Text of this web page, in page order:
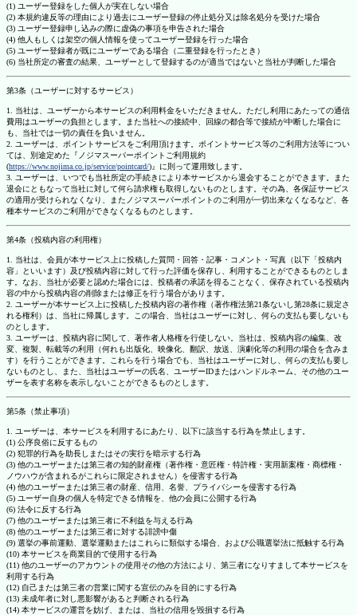
(1) ユーザー登録をした個人が実在しない場合
(2) 本規約違反等の理由により過去にユーザー登録の停止処分又は除名処分を受けた場合
(3) ユーザー登録申し込みの際に虚偽の事項を申告された場合
(4) 他人もしくは架空の個人情報を使ってユーザー登録を行った場合
(5) ユーザー登録者が既にユーザーである場合（二重登録を行ったとき）
(6) 当社所定の審査の結果、ユーザーとして登録するのが適当ではないと当社が判断した場合
第3条（ユーザーに対するサービス）
1. 当社は、ユーザーから本サービスの利用料金をいただきません。ただし利用にあたっての通信
費用はユーザーの負担とします。また当社への接続中、回線の都合等で接続が中断した場合に
も、当社では一切の責任を負いません。
2. ユーザーは、ポイントサービスをご利用頂けます。ポイントサービス等のご利用方法等につい
ては、別途定めた『ノジマスーパーポイントご利用規約
(https://www.nojima.co.jp/service/pointcard/)』に則って運用致します。
3. ユーザーは、いつでも当社所定の手続きにより本サービスから退会することができます。また
退会にともなって当社に対して何ら請求権も取得しないものとします。その為、各保証サービス
の適用が受けられなくなり、またノジマスーパーポイントのご利用が一切出来なくなるなど、各
種本サービスのご利用ができなくなるものとします。
第4条（投稿内容の利用権）
1. 当社は、会員が本サービス上に投稿した質問・回答・記事・コメント・写真（以下「投稿内
容」といいます）及び投稿内容に対して行った評価を保存し、利用することができるものとしま
す。なお、当社が必要と認めた場合には、投稿者の承諾を得ることなく、保存されている投稿内
容の中から投稿内容の削除または修正を行う場合があります。
2. ユーザーが本サービス上に投稿した投稿内容の著作権（著作権法第21条ないし第28条に規定さ
れる権利）は、当社に帰属します。この場合、当社はユーザーに対し、何らの支払も要しないも
のとします。
3. ユーザーは、投稿内容に関して、著作者人格権を行使しない。当社は、投稿内容の編集、改
変、複製、転載等の利用（何れも出版化、映像化、翻訳、放送、演劇化等の利用の場合を含みま
す）を行うことができます。これらを行う場合でも、当社はユーザーに対し、何らの支払も要し
ないものとし、また、当社はユーザーの氏名、ユーザーIDまたはハンドルネーム、その他のユー
ザーを表す名称を表示しないことができるものとします。
第5条（禁止事項）
1. ユーザーは、本サービスを利用するにあたり、以下に該当する行為を禁止します。
(1) 公序良俗に反するもの
(2) 犯罪的行為を助長しまたはその実行を暗示する行為
(3) 他のユーザーまたは第三者の知的財産権（著作権・意匠権・特許権・実用新案権・商標権・
ノウハウが含まれるがこれらに限定されません）を侵害する行為
(4) 他のユーザーまたは第三者の財産、信用、名誉、プライバシーを侵害する行為
(5) ユーザー自身の個人を特定できる情報を、他の会員に公開する行為
(6) 法令に反する行為
(7) 他のユーザーまたは第三者に不利益を与える行為
(8) 他のユーザーまたは第三者に対する誹謗中傷
(9) 選挙の事前運動、選挙運動またはこれらに類似する場合、および公職選挙法に抵触する行為
(10) 本サービスを商業目的で使用する行為
(11) 他のユーザーのアカウントの使用その他の方法により、第三者になりすまして本サービスを
利用する行為
(12) 自己または第三者の営業に関する宣伝のみを目的にする行為
(13) 未成年者に対し悪影響があると判断される行為
(14) 本サービスの運営を妨げ、または、当社の信用を毀損する行為